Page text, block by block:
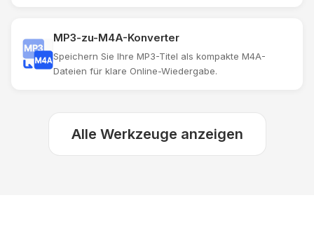
MP3-zu-M4A-Konverter
Speichern Sie Ihre MP3-Titel als kompakte M4A-
Dateien für klare Online-Wiedergabe.
Alle Werkzeuge anzeigen